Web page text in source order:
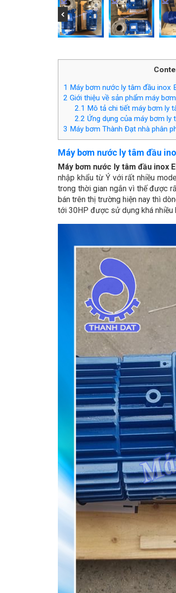
1 Máy bơm nước ly tâm đầu
2 Giới thiệu về sản phẩm máy
2.1 Mô tả chi tiết máy bơm ly
2.2 Ứng dụng của máy bơm
3 Máy bơm Thành Đạt nhà phân
Máy bơm nước ly tâm đầu
Máy bơm nước ly tâm đầu inox
nhập khẩu từ Ý với rất nhiều
trong thời gian ngắn vì thế được
bán trên thị trường hiện nay thì
tới 30HP được sử dụng khá nhiều